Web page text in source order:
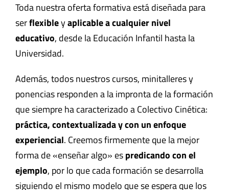
Toda nuestra oferta formativa está diseñada para
serflexibleyaplicable a cualquier nivel
educativo, desde la Educación Infantil hasta la
Universidad.
Además, todos nuestros cursos, minitalleres y
ponencias responden a la impronta de la formación
que siempre ha caracterizado a Colectivo Cinética:
práctica, contextualizada y con un enfoque
experiencial. Creemos firmemente que la mejor
forma de «enseñar algo» espredicando con el
ejemplo, por lo que cada formación se desarrolla
siguiendo el mismo modelo que se espera que los